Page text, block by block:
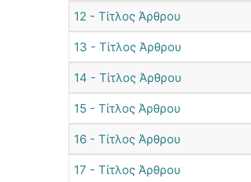
12 - Τίτλος Άρθρου
13 - Τίτλος Άρθρου
14 - Τίτλος Άρθρου
15 - Τίτλος Άρθρου
16 - Τίτλος Άρθρου
17 - Τίτλος Άρθρου